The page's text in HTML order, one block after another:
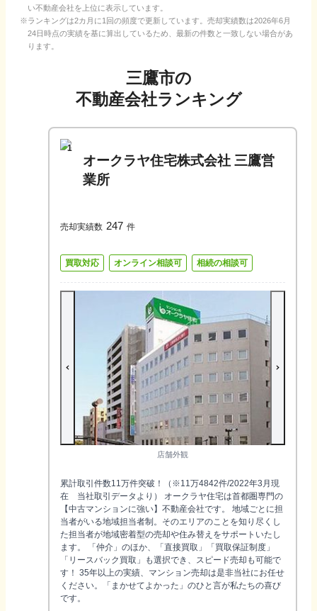
い不動産会社を上位に表示しています。
ランキングは2カ月に1回の頻度で更新しています。売却実績数は2026年6月
24日時点の実績を基に算出しているため、最新の件数と一致しない場合があ
ります。
三鷹市の
不動産会社ランキング
1
オークラヤ住宅株式会社 三鷹営
業所
売却実績数 247 件
買取対応 オンライン相談可 相続の相談可
店舗外観
累計取引件数11万件突破！（※11万4842件/2022年3月現
在 当社取引データより） オークラヤ住宅は首都圏専門の
【中古マンションに強い】不動産会社です。 地域ごとに担
当者がいる地域担当者制。そのエリアのことを知り尽くし
た担当者が地域密着型の売却や住み替えをサポートいたし
ます。 「仲介」のほか、「直接買取」「買取保証制度」
「リースバック買取」も選択でき、スピード売却も可能で
す！ 35年以上の実績、マンション売却は是非当社にお任せ
ください。「まかせてよかった」のひと言が私たちの喜び
です。